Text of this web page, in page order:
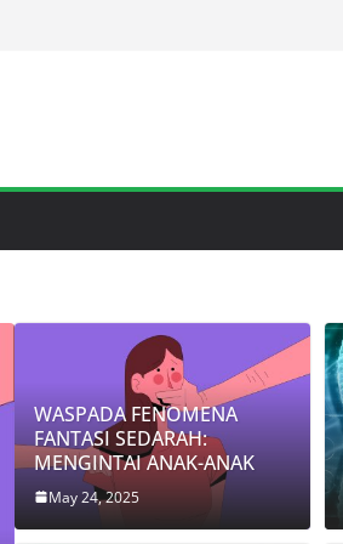
WASPADA FENOMENA
FANTASI SEDARAH:
MENGINTAI ANAK-ANAK
May 24, 2025